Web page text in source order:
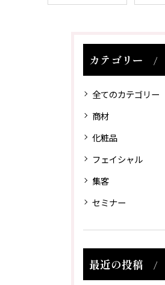
カテゴリー
全てのカテゴリー
商材
化粧品
フェイシャル
集客
セミナー
最近の投稿